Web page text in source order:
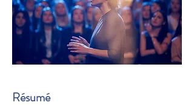
Résumé